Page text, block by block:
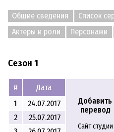
Общие сведения Список
Актеры и роли
Персонажи
Сезон 1
#
Дата
Добавить
перевод
Сайт студии
1
24.07.2017
2
25.07.2017